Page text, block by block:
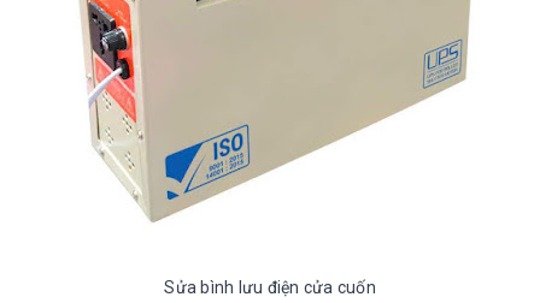
Sửa bình lưu điện cửa cuốn